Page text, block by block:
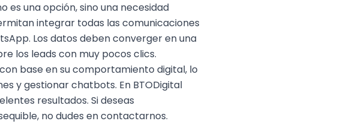
es una opción, sino una necesidad
integrar todas las comunicaciones
Los datos deben converger en una
los leads con muy pocos clics.
base en su comportamiento digital, lo
y gestionar chatbots. En BTODigital
resultados. Si deseas
no dudes encontactarnos.